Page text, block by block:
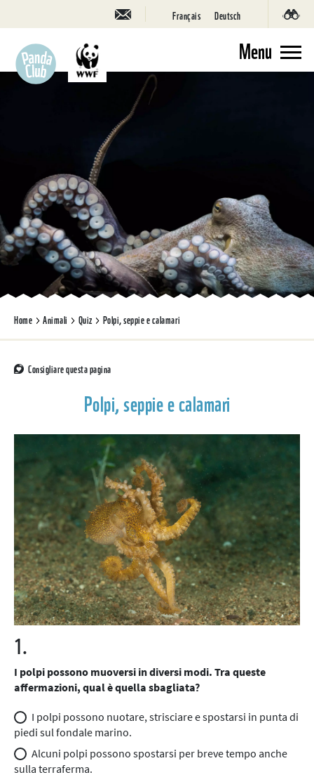
Français Deutsch
Menu
Home Animali Quiz Polpi, seppie e calamari
Consigliare questa pagina
Polpi, seppie e calamari
1.
I polpi possono muoversi in diversi modi. Tra queste
affermazioni, qual è quella sbagliata?
I polpi possono nuotare, strisciare e spostarsi in punta di
piedi sul fondale marino.
Alcuni polpi possono spostarsi per breve tempo anche
sulla terraferma.